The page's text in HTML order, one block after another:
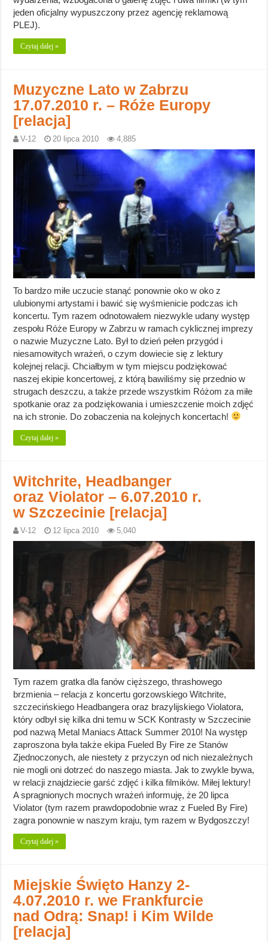
jeden oficjalny wypuszczony przez agencję reklamową
PLEJ).
Czytaj dalej »
Muzyczne Lato w Zabrzu
17.07.2010 r. – Róże Europy
[relacja]
V-12 20 lipca 2010 4,885
To bardzo miłe uczucie stanąć ponownie oko w oko z
ulubionymi artystami i bawić się wyśmienicie podczas ich
koncertu. Tym razem odnotowałem niezwykle udany występ
zespołu Róże Europy w Zabrzu w ramach cyklicznej imprezy
o nazwie Muzyczne Lato. Był to dzień pełen przygód i
niesamowitych wrażeń, o czym dowiecie się z lektury
kolejnej relacji. Chciałbym w tym miejscu podziękować
naszej ekipie koncertowej, z którą bawiliśmy się przednio w
strugach deszczu, a także przede wszystkim Różom za miłe
spotkanie oraz za podziękowania i umieszczenie moich zdjęć
na ich stronie. Do zobaczenia na kolejnych koncertach!
Czytaj dalej »
Witchrite, Headbanger
oraz Violator – 6.07.2010 r.
w Szczecinie [relacja]
V-12 12 lipca 2010 5,040
Tym razem gratka dla fanów cięższego, thrashowego
brzmienia – relacja z koncertu gorzowskiego Witchrite,
szczecińskiego Headbangera oraz brazylijskiego Violatora,
który odbył się kilka dni temu w SCK Kontrasty w Szczecinie
pod nazwą Metal Maniacs Attack Summer 2010! Na występ
zaproszona była także ekipa Fueled By Fire ze Stanów
Zjednoczonych, ale niestety z przyczyn od nich niezależnych
nie mogli oni dotrzeć do naszego miasta. Jak to zwykle bywa,
w relacji znajdziecie garść zdjęć i kilka filmików. Miłej lektury!
A spragnionych mocnych wrażeń informuję, że 20 lipca
Violator (tym razem prawdopodobnie wraz z Fueled By Fire)
zagra ponownie w naszym kraju, tym razem w Bydgoszczy!
Czytaj dalej »
Miejskie Święto Hanzy 2-
4.07.2010 r. we Frankfurcie
nad Odrą: Snap! i Kim Wilde
[relacja]